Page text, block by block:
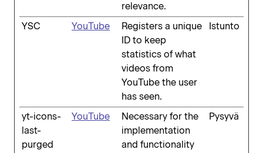
relevance.
YSC YouTube
Registers a unique
ID to keep
statistics of what
videos from
YouTube the user
has seen.
Istunto
yt-icons-
last-
purged
YouTube
Necessary for the
implementation
and functionality
Pysyvä